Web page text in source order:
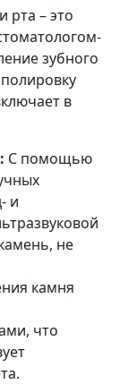
рта – это
зубного
в
С помощью
и
не
камня
что